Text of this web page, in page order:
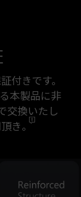
付きです。
本製品に非
交換いたし
き 。